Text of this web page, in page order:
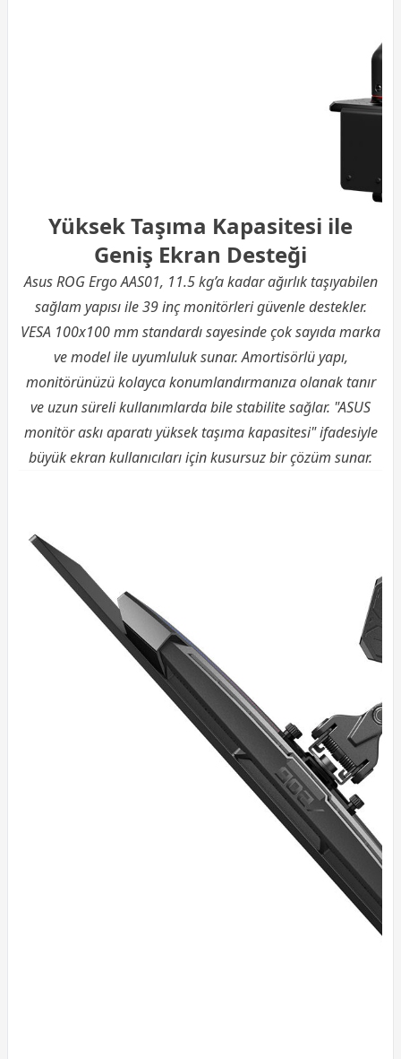
Yüksek Taşıma Kapasitesi ile
Geniş Ekran Desteği
Asus ROG Ergo AAS01, 11.5 kg’a kadar ağırlık taşıyabilen
sağlam yapısı ile 39 inç monitörleri güvenle destekler.
VESA 100x100 mm standardı sayesinde çok sayıda marka
ve model ile uyumluluk sunar. Amortisörlü yapı,
monitörünüzü kolayca konumlandırmanıza olanak tanır
ve uzun süreli kullanımlarda bile stabilite sağlar. "ASUS
monitör askı aparatı yüksek taşıma kapasitesi" ifadesiyle
büyük ekran kullanıcıları için kusursuz bir çözüm sunar.